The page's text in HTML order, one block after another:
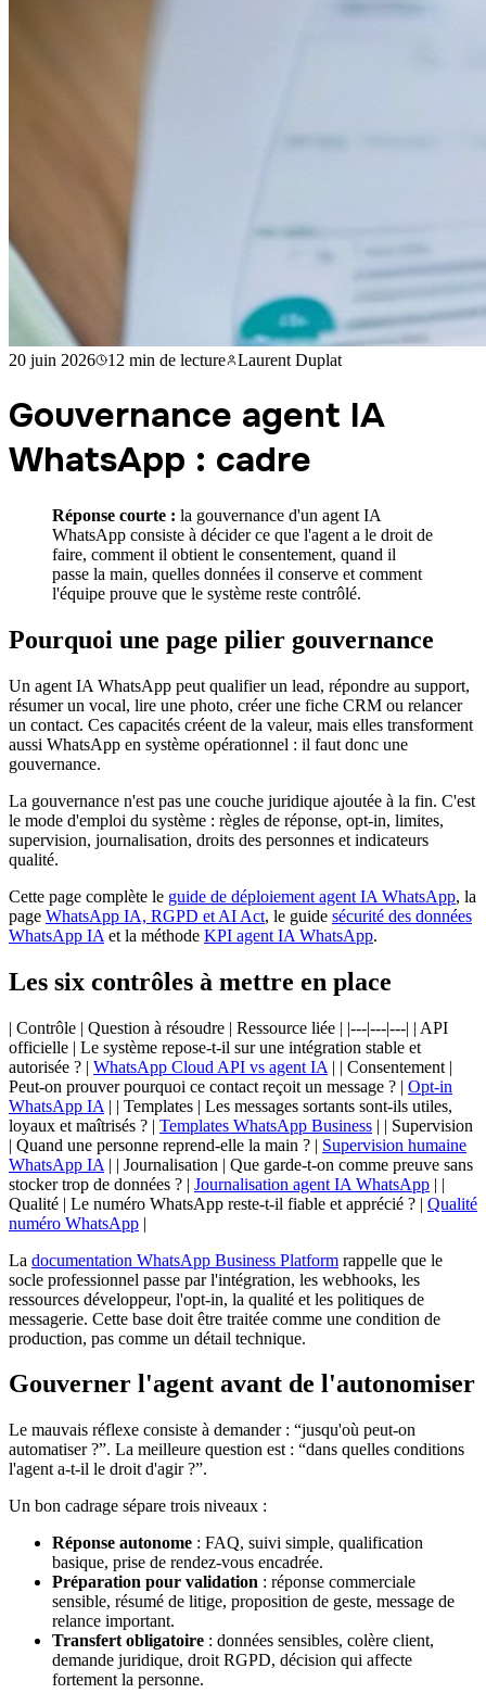
20 juin 2026 12 min de lecture Laurent Duplat
Gouvernance agent IA
WhatsApp : cadre
Réponse courte : la gouvernance d'un agent IA
WhatsApp consiste à décider ce que l'agent a le droit de
faire, comment il obtient le consentement, quand il
passe la main, quelles données il conserve et comment
l'équipe prouve que le système reste contrôlé.
Pourquoi une page pilier gouvernance
Un agent IA WhatsApp peut qualifier un lead, répondre au support,
résumer un vocal, lire une photo, créer une fiche CRM ou relancer
un contact. Ces capacités créent de la valeur, mais elles transforment
aussi WhatsApp en système opérationnel : il faut donc une
gouvernance.
La gouvernance n'est pas une couche juridique ajoutée à la fin. C'est
le mode d'emploi du système : règles de réponse, opt-in, limites,
supervision, journalisation, droits des personnes et indicateurs
qualité.
Cette page complète le guide de déploiement agent IA WhatsApp, la
page WhatsApp IA, RGPD et AI Act, le guide sécurité des données
WhatsApp IA et la méthode KPI agent IA WhatsApp.
Les six contrôles à mettre en place
| Contrôle | Question à résoudre | Ressource liée | |---|---|---| | API
officielle | Le système repose-t-il sur une intégration stable et
autorisée ? | WhatsApp Cloud API vs agent IA | | Consentement |
Peut-on prouver pourquoi ce contact reçoit un message ? | Opt-in
WhatsApp IA | | Templates | Les messages sortants sont-ils utiles,
loyaux et maîtrisés ? | Templates WhatsApp Business | | Supervision
| Quand une personne reprend-elle la main ? | Supervision humaine
WhatsApp IA | | Journalisation | Que garde-t-on comme preuve sans
stocker trop de données ? | Journalisation agent IA WhatsApp | |
Qualité | Le numéro WhatsApp reste-t-il fiable et apprécié ? | Qualité
numéro WhatsApp |
La documentation WhatsApp Business Platform rappelle que le
socle professionnel passe par l'intégration, les webhooks, les
ressources développeur, l'opt-in, la qualité et les politiques de
messagerie. Cette base doit être traitée comme une condition de
production, pas comme un détail technique.
Gouverner l'agent avant de l'autonomiser
Le mauvais réflexe consiste à demander : “jusqu'où peut-on
automatiser ?”. La meilleure question est : “dans quelles conditions
l'agent a-t-il le droit d'agir ?”.
Un bon cadrage sépare trois niveaux :
Réponse autonome : FAQ, suivi simple, qualification
basique, prise de rendez-vous encadrée.
Préparation pour validation : réponse commerciale
sensible, résumé de litige, proposition de geste, message de
relance important.
Transfert obligatoire : données sensibles, colère client,
demande juridique, droit RGPD, décision qui affecte
fortement la personne.